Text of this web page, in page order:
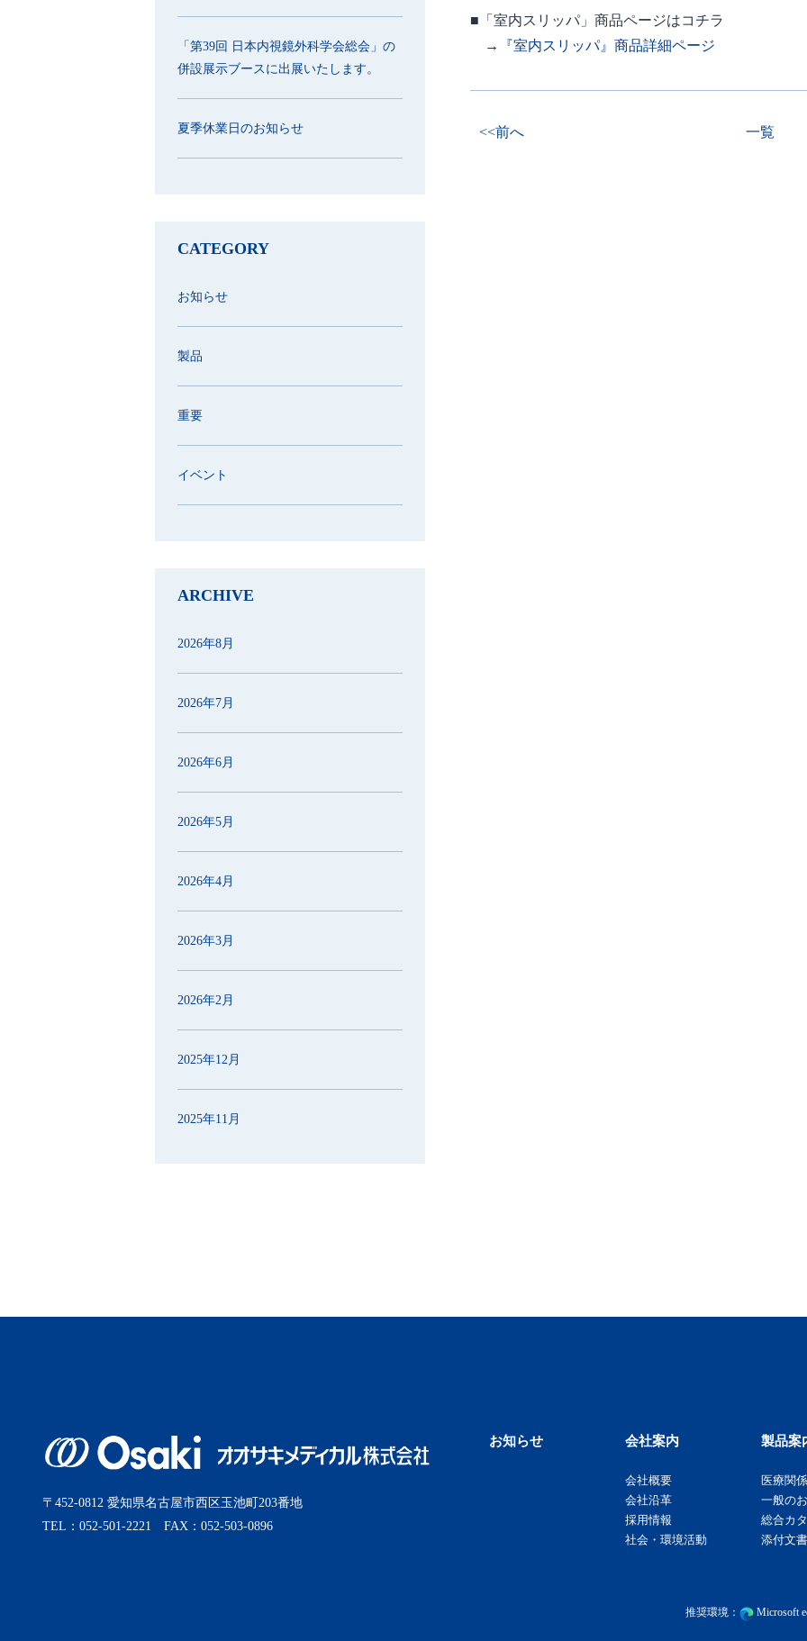
■「室内スリッパ」商品ページはコチラ
→『室内スリッパ』商品詳細ページ
<<前へ 一覧
「第39回 日本内視鏡外科学会総会」の
併設展示ブースに出展いたします。
夏季休業日のお知らせ
CATEGORY
お知らせ
製品
重要
イベント
ARCHIVE
2026年8月
2026年7月
2026年6月
2026年5月
2026年4月
2026年3月
2026年2月
2025年12月
2025年11月
〒452-0812 愛知県名古屋市西区玉池町203番地
TEL：052-501-2221 FAX：052-503-0896
お知らせ 会社案内
会社概要
会社沿革
採用情報
社会・環境活動
製品案
医療関
一般の
総合カ
添付文
推奨環境： Microsoft